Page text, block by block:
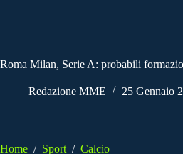
Roma Milan, Serie A: probabili
Redazione MME 25 Gennaio
Home / Sport / Calcio